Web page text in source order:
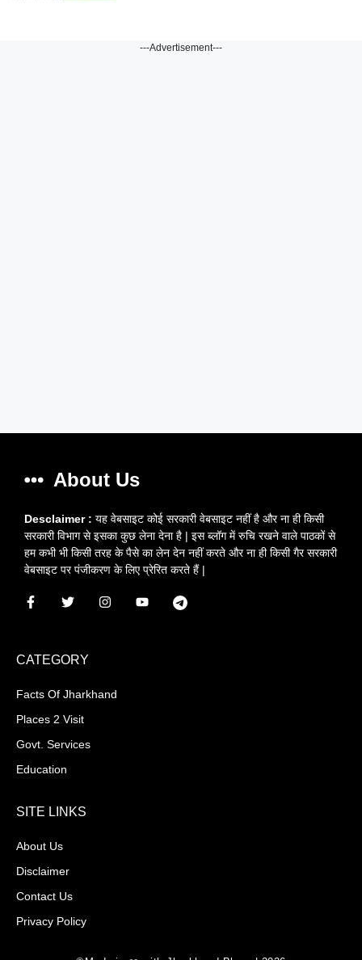
---Advertisement---
About Us
Desclaimer : यह वेबसाइट कोई सरकारी वेबसाइट नहीं है और ना ही किसी
सरकारी विभाग से इसका कुछ लेना देना है | इस ब्लॉग में रुचि रखने वाले पाठकों से
हम कभी भी किसी तरह के पैसे का लेन देन नहीं करते और ना ही किसी गैर सरकारी
वेबसाइट पर पंजीकरण के लिए प्रेरित करते हैं |
CATEGORY
Facts Of Jharkhand
Places 2 Visit
Govt. Services
Education
SITE LINKS
About Us
Disclaimer
Contact Us
Privacy Policy